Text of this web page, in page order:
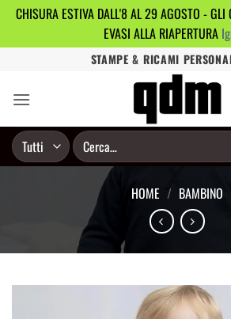
CHISURA ESTIVA DALL'8 AL 29 AGOSTO - GLI
EVASI ALLA RIAPERTURA
contenuti
STAMPE & RICAMI
Cerca:
HOME / BAMBINO